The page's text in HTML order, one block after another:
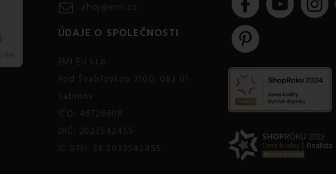
ahoj@emi.cz
ÚDAJE O SPOLEČNOSTI
EMI EU s.r.o.
Pod Švabľovkou 2100, 083 01
Sabinov
IČO: 46726608
DIČ: 2023542455
IČ DPH: SK 2023542455